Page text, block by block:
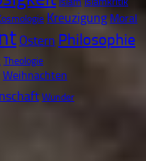
Kreuzigung Moral
Ostern Philosophie
Theologie
Weihnachten
Wunder